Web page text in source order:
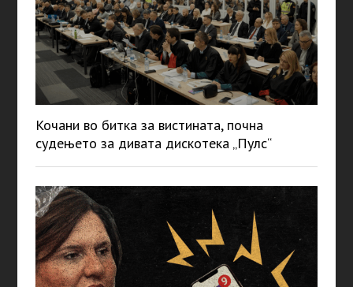
Кочани во битка за вистината, почна
судењето за дивата дискотека „Пулс“